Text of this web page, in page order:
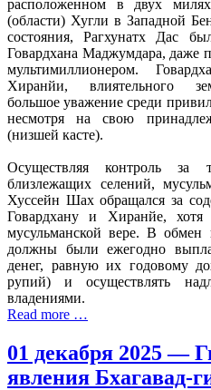
расположенном в двух
(области) Хугли в Западной
состояния, Рагхунатх Дас
Говардхана Маджумдара, даже
мультимиллионером.
Хиранйи, влиятельного
большое уважение среди
несмотря на свою
(низшей касте).
Осуществляя контроль за
близлежащих селений,
Хуссейн Шах обращался за
Говардхану и Хиранйе,
мусульманской вере. В обмен
должны были ежегодно
денег, равную их годовому
рупий) и осуществлять
владениями.
Read more …
01 декабря 2025 —
явления Бхагавад-